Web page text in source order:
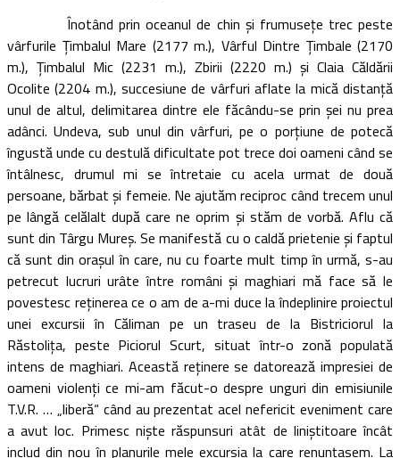
Înotând prin oceanul de chin şi frumuseţe trec peste
vârfurile Ţimbalul Mare (2177 m.), Vârful Dintre Ţimbale (2170
m.), Ţimbalul Mic (2231 m.), Zbirii (2220 m.) şi Claia Căldării
Ocolite (2204 m.), succesiune de vârfuri aflate la mică distanţă
unul de altul, delimitarea dintre ele făcându-se prin şei nu prea
adânci. Undeva, sub unul din vârfuri, pe o porţiune de potecă
îngustă unde cu destulă dificultate pot trece doi oameni când se
întâlnesc, drumul mi se întretaie cu acela urmat de două
persoane, bărbat şi femeie. Ne ajutăm reciproc când trecem unul
pe lângă celălalt după care ne oprim şi stăm de vorbă. Aflu că
sunt din Târgu Mureş. Se manifestă cu o caldă prietenie şi faptul
că sunt din oraşul în care, nu cu foarte mult timp în urmă, s-au
petrecut lucruri urâte între români şi maghiari mă face să le
povestesc reţinerea ce o am de a-mi duce la îndeplinire proiectul
unei excursii în Căliman pe un traseu de la Bistriciorul la
Răstoliţa, peste Piciorul Scurt, situat într-o zonă populată
intens de maghiari. Această reţinere se datorează impresiei de
oameni violenţi ce mi-am făcut-o despre unguri din emisiunile
T.V.R. … „liberă“ când au prezentat acel nefericit eveniment care
a avut loc. Primesc nişte răspunsuri atât de liniştitoare încât
includ din nou în planurile mele excursia la care renunţasem. La